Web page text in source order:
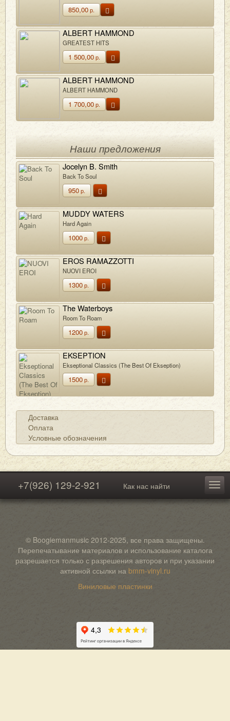
850,00р.
ALBERT HAMMOND
GREATEST HITS
1 500,00р.
ALBERT HAMMOND
ALBERT HAMMOND
1 700,00р.
Наши предложения
Jocelyn B. Smith
Back To Soul
950р.
MUDDY WATERS
Hard Again
1000р.
EROS RAMAZZOTTI
NUOVI EROI
1300р.
The Waterboys
Room To Roam
1200р.
EKSEPTION
Ekseptional Classics (The Best Of Ekseption)
1500р.
Доставка
Оплата
Условные обозначения
+7(926) 129-2-921 Как нас найти
© Boogiemanmusic 2012-2025, все права защищены.
Перепечатывание материалов и использование каталога
разрешается только с разрешения авторов и при указании
активной ссылки на bmm-vinyl.ru
Виниловые пластинки